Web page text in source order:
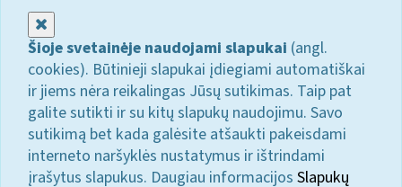
Šioje svetainėje naudojami slapukai (angl.
cookies). Būtinieji slapukai įdiegiami automatiškai
ir jiems nėra reikalingas Jūsų sutikimas. Taip pat
galite sutikti ir su kitų slapukų naudojimu. Savo
sutikimą bet kada galėsite atšaukti pakeisdami
interneto naršyklės nustatymus ir ištrindami
įrašytus slapukus. Daugiau informacijos Slapukų